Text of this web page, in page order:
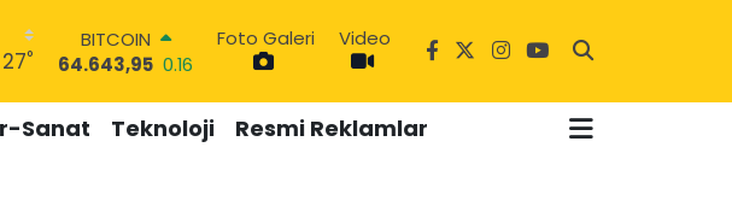
27°
BITCOIN
64.643,95 0.16
47,6006
0.06
EURO
Foto Galeri Video
Sanat Teknoloji Resmi Reklamlar